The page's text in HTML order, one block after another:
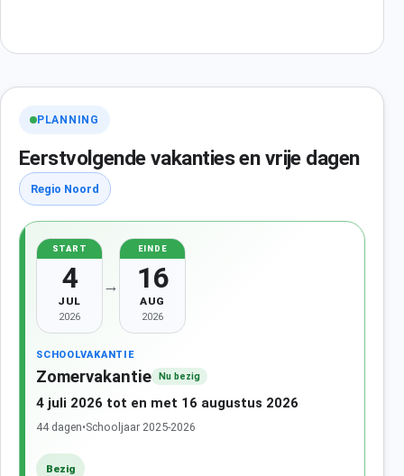
PLANNING
Eerstvolgende vakanties en vrije dagen
Regio Noord
START
4
JUL
2026
→
EINDE
16
AUG
2026
SCHOOLVAKANTIE
Zomervakantie Nu bezig
4 juli 2026 tot en met 16 augustus 2026
44 dagen•Schooljaar 2025-2026
Bezig